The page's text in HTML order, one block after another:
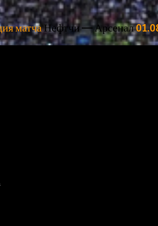
матчаНефтчи — Арсенал